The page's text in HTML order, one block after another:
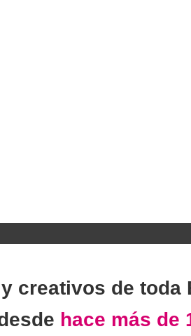
creativos de toda
hace más de